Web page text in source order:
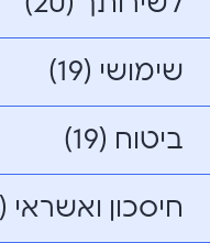
שימושי (19)
ביטוח (19)
חיסכון ואשראי (18)